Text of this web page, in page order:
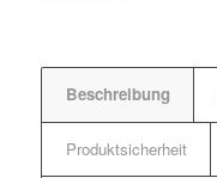
Beschreibung
Produktsicherheit